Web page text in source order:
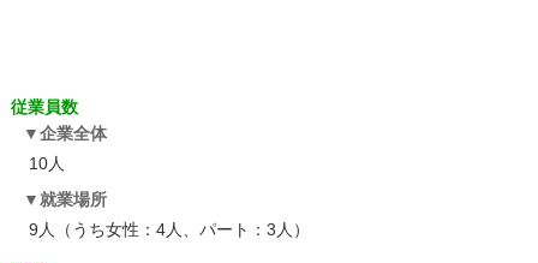
従業員数
企業全体
10人
就業場所
9人（うち女性：4人、パート：3人）